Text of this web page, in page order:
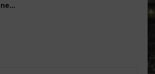
ne...